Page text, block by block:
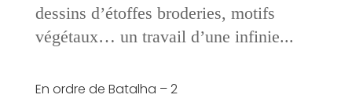
dessins d’étoffes broderies, motifs
végétaux… un travail d’une infinie...
En ordre de Batalha – 2